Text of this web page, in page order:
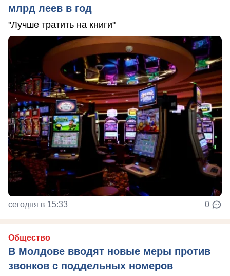
млрд леев в год
"Лучше тратить на книги"
сегодня в 15:33 0
Общество
В Молдове вводят новые меры против
звонков с поддельных номеров